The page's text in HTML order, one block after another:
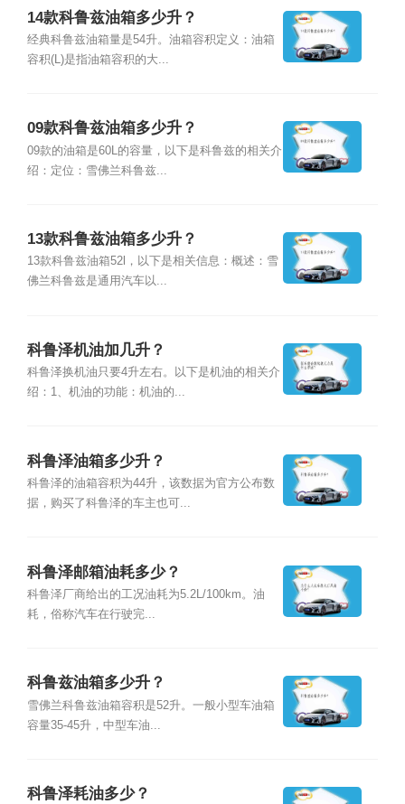
14款科鲁兹油箱多少升？
经典科鲁兹油箱量是54升。油箱容积定义：油箱
容积(L)是指油箱容积的大...
09款科鲁兹油箱多少升？
09款的油箱是60L的容量，以下是科鲁兹的相关介
绍：定位：雪佛兰科鲁兹...
13款科鲁兹油箱多少升？
13款科鲁兹油箱52l，以下是相关信息：概述：雪
佛兰科鲁兹是通用汽车以...
科鲁泽机油加几升？
科鲁泽换机油只要4升左右。以下是机油的相关介
绍：1、机油的功能：机油的...
科鲁泽油箱多少升？
科鲁泽的油箱容积为44升，该数据为官方公布数
据，购买了科鲁泽的车主也可...
科鲁泽邮箱油耗多少？
科鲁泽厂商给出的工况油耗为5.2L/100km。油
耗，俗称汽车在行驶完...
科鲁兹油箱多少升？
雪佛兰科鲁兹油箱容积是52升。一般小型车油箱
容量35-45升，中型车油...
科鲁泽耗油多少？